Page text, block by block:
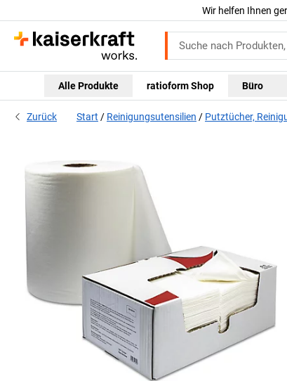
Wir helfen Ihnen
Alle Produkte ratioform Shop Büro
Zurück Start Reinigungsutensilien Putztücher,